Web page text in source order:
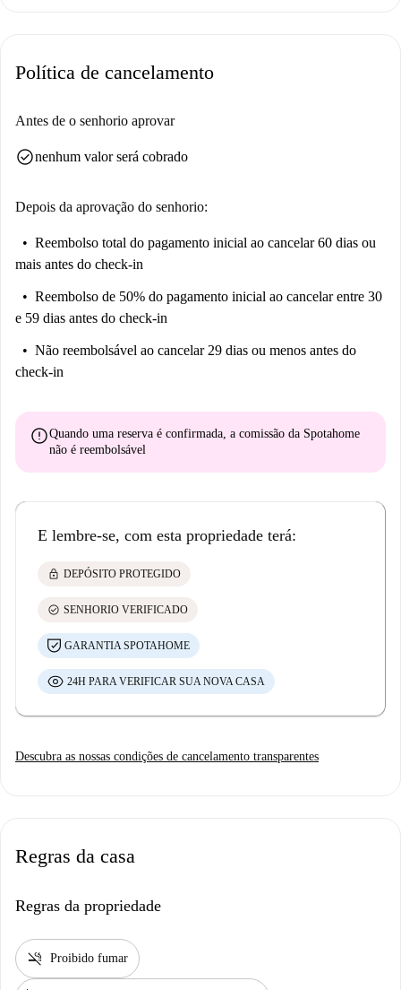
Política de cancelamento
Antes de o senhorio aprovar
check_circlenenhum valor será cobrado
Depois da aprovação do senhorio:
Reembolso total do pagamento inicial ao cancelar 60 dias ou
mais antes do check-in
Reembolso de 50% do pagamento inicial ao cancelar entre 30
e 59 dias antes do check-in
Não reembolsável ao cancelar 29 dias ou menos antes do
check-in
errorQuando uma reserva é confirmada, a comissão da Spotahome
não é reembolsável
E lembre-se, com esta propriedade terá:
lock DEPÓSITO PROTEGIDO
check_circle SENHORIO VERIFICADO
GARANTIA SPOTAHOME
24H PARA VERIFICAR SUA NOVA CASA
Descubra as nossas condições de cancelamento transparentes
Regras da casa
Regras da propriedade
smoke_free Proibido fumar